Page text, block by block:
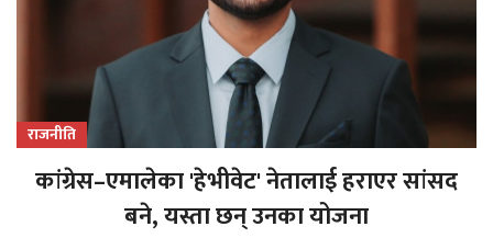
राजनीति
कांग्रेस–एमालेका 'हेभीवेट' नेतालाई हराएर सांसद
बने, यस्ता छन् उनका योजना